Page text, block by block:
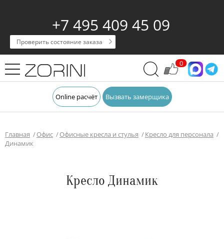
+7 495 409 45 09
Проверить состояние заказа
0
Online расчёт Вызвать замерщика
Главная Офис Офисные кресла и стулья
Кресло для персонала
Динамик
Кресло Динамик